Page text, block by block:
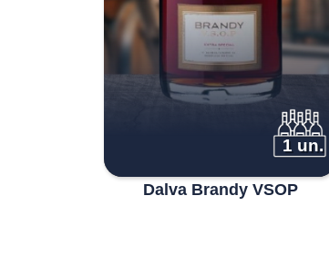
1 un.
Dalva Brandy VSOP